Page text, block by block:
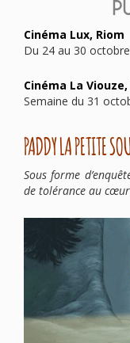
Cinéma Lux, Riom
Du 24 au 30 octobre
Cinéma La
Semaine du 31
PADDY LA PETITE
Sous forme
de tolérance au